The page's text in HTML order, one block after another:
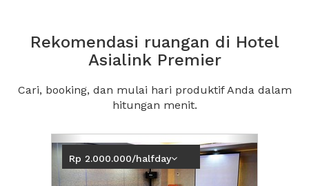
Rekomendasi ruangan di Hotel
Asialink Premier
Cari, booking, dan mulai hari produktif Anda dalam
hitungan menit.
Previous Next2
Rp 2.000.000/halfday